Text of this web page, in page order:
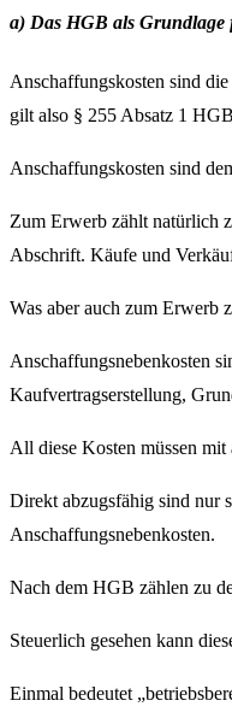
a) Das HGB als
Anschaffungskosten sind
gilt also § 255 Absatz 1
Anschaffungskosten sind
Zum Erwerb zählt natürlich
Abschrift. Käufe und
Was aber auch zum Erwerb
Anschaffungsnebenkosten
Kaufvertragserstellung,
All diese Kosten müssen mit
Direkt abzugsfähig sind nur
Anschaffungsnebenkosten.
Nach dem HGB zählen zu
Steuerlich gesehen kann
Einmal bedeutet